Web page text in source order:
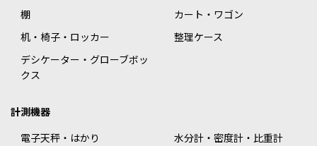
棚
カート・ワゴン
机・椅子・ロッカー
整理ケース
デシケーター・グローブボッ
クス
計測機器
電子天秤・はかり
水分計・密度計・比重計